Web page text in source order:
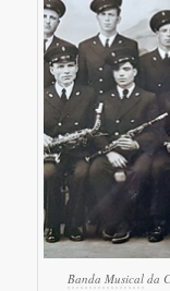
Banda Musical da